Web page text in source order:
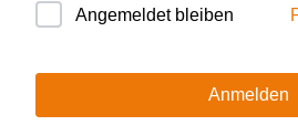
Angemeldet bleiben
Anmelden